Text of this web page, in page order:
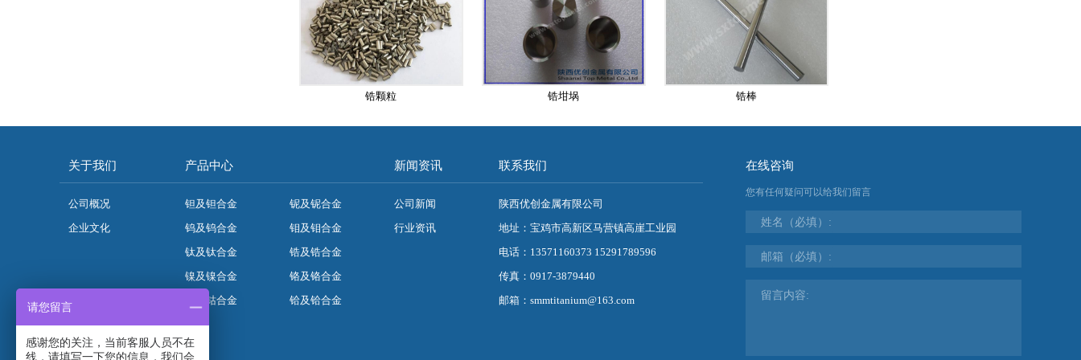
锆颗粒 锆坩埚 锆棒
关于我们
公司概况
企业文化
产品中心
钽及钽合金
铌及铌合金
钨及钨合金
钼及钼合金
钛及钛合金
锆及锆合金
镍及镍合金
铬及铬合金
钴及钴合金
铪及铪合金
新闻资讯
公司新闻
行业资讯
联系我们
陕西优创金属有限公司
地址：宝鸡市高新区马营镇高崖工业园
电话：13571160373 15291789596
传真：0917-3879440
邮箱：smmtitanium@163.com
在线咨询
您有任何疑问可以给我们留言
姓名（必填）:
邮箱（必填）:
留言内容:
请您留言
感谢您的关注，当前客服人员不在
线，请填写一下您的信息，我们会